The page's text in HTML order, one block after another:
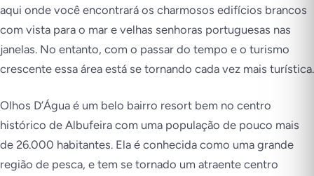
aqui onde você encontrará os charmosos edifícios brancos
com vista para o mar e velhas senhoras portuguesas nas
janelas. No entanto, com o passar do tempo e o turismo
crescente essa área está se tornando cada vez mais turística.
Olhos D’Água é um belo bairro resort bem no centro
histórico de Albufeira com uma população de pouco mais
de 26.000 habitantes. Ela é conhecida como uma grande
região de pesca, e tem se tornado um atraente centro